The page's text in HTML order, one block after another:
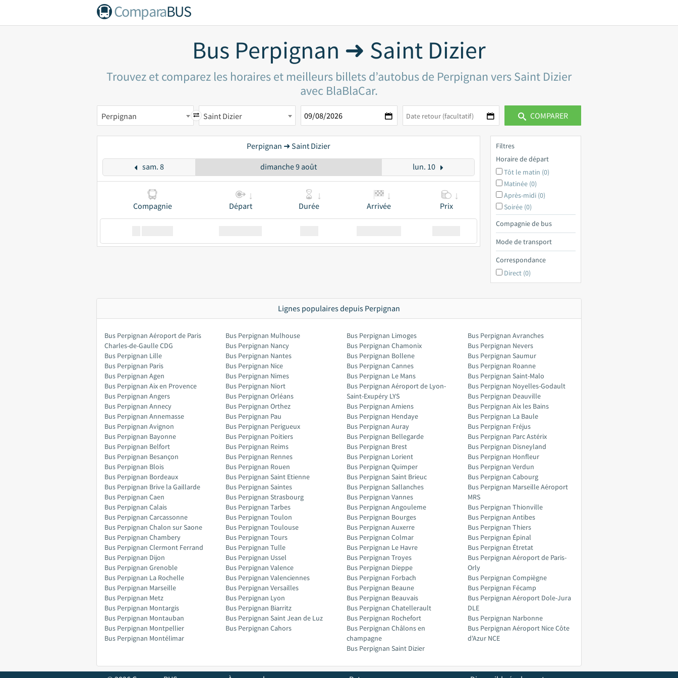
ComparaBUS
Bus Perpignan ➜ Saint Dizier
Trouvez et comparez les horaires et meilleurs billets d’autobus de Perpignan vers Saint Dizier
avec BlaBlaCar.
Perpignan Saint Dizier COMPARER
Perpignan ➜ Saint Dizier
sam. 8 dimanche 9 août lun. 10
Compagnie Départ Durée Arrivée Prix
Filtres
Horaire de départ
Tôt le matin (0)
Matinée (0)
Après-midi (0)
Soirée (0)
Compagnie de bus
Mode de transport
Correspondance
Direct (0)
Lignes populaires depuis Perpignan
Bus Perpignan Aéroport de Paris
Charles-de-Gaulle CDG
Bus Perpignan Lille
Bus Perpignan Paris
Bus Perpignan Agen
Bus Perpignan Aix en Provence
Bus Perpignan Angers
Bus Perpignan Annecy
Bus Perpignan Annemasse
Bus Perpignan Avignon
Bus Perpignan Bayonne
Bus Perpignan Belfort
Bus Perpignan Besançon
Bus Perpignan Blois
Bus Perpignan Bordeaux
Bus Perpignan Brive la Gaillarde
Bus Perpignan Caen
Bus Perpignan Calais
Bus Perpignan Carcassonne
Bus Perpignan Chalon sur Saone
Bus Perpignan Chambery
Bus Perpignan Clermont Ferrand
Bus Perpignan Dijon
Bus Perpignan Grenoble
Bus Perpignan La Rochelle
Bus Perpignan Marseille
Bus Perpignan Metz
Bus Perpignan Montargis
Bus Perpignan Montauban
Bus Perpignan Montpellier
Bus Perpignan Montélimar
Bus Perpignan Mulhouse
Bus Perpignan Nancy
Bus Perpignan Nantes
Bus Perpignan Nice
Bus Perpignan Nimes
Bus Perpignan Niort
Bus Perpignan Orléans
Bus Perpignan Orthez
Bus Perpignan Pau
Bus Perpignan Perigueux
Bus Perpignan Poitiers
Bus Perpignan Reims
Bus Perpignan Rennes
Bus Perpignan Rouen
Bus Perpignan Saint Etienne
Bus Perpignan Saintes
Bus Perpignan Strasbourg
Bus Perpignan Tarbes
Bus Perpignan Toulon
Bus Perpignan Toulouse
Bus Perpignan Tours
Bus Perpignan Tulle
Bus Perpignan Ussel
Bus Perpignan Valence
Bus Perpignan Valenciennes
Bus Perpignan Versailles
Bus Perpignan Lyon
Bus Perpignan Biarritz
Bus Perpignan Saint Jean de Luz
Bus Perpignan Cahors
Bus Perpignan Limoges
Bus Perpignan Chamonix
Bus Perpignan Bollene
Bus Perpignan Cannes
Bus Perpignan Le Mans
Bus Perpignan Aéroport de Lyon-
Saint-Exupéry LYS
Bus Perpignan Amiens
Bus Perpignan Hendaye
Bus Perpignan Auray
Bus Perpignan Bellegarde
Bus Perpignan Brest
Bus Perpignan Lorient
Bus Perpignan Quimper
Bus Perpignan Saint Brieuc
Bus Perpignan Sallanches
Bus Perpignan Vannes
Bus Perpignan Angouleme
Bus Perpignan Bourges
Bus Perpignan Auxerre
Bus Perpignan Colmar
Bus Perpignan Le Havre
Bus Perpignan Troyes
Bus Perpignan Dieppe
Bus Perpignan Forbach
Bus Perpignan Beaune
Bus Perpignan Beauvais
Bus Perpignan Chatellerault
Bus Perpignan Rochefort
Bus Perpignan Châlons en
champagne
Bus Perpignan Saint Dizier
Bus Perpignan Avranches
Bus Perpignan Nevers
Bus Perpignan Saumur
Bus Perpignan Roanne
Bus Perpignan Saint-Malo
Bus Perpignan Noyelles-Godault
Bus Perpignan Deauville
Bus Perpignan Aix les Bains
Bus Perpignan La Baule
Bus Perpignan Fréjus
Bus Perpignan Parc Astérix
Bus Perpignan Disneyland
Bus Perpignan Honfleur
Bus Perpignan Verdun
Bus Perpignan Cabourg
Bus Perpignan Marseille Aéroport
MRS
Bus Perpignan Thionville
Bus Perpignan Antibes
Bus Perpignan Thiers
Bus Perpignan Épinal
Bus Perpignan Étretat
Bus Perpignan Aéroport de Paris-
Orly
Bus Perpignan Compiègne
Bus Perpignan Fécamp
Bus Perpignan Aéroport Dole-Jura
DLE
Bus Perpignan Narbonne
Bus Perpignan Aéroport Nice Côte
d'Azur NCE